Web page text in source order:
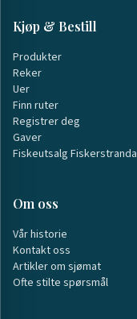
Kjøp & Bestill
Produkter
Reker
Uer
Finn ruter
Registrer deg
Gaver
Fiskeutsalg Fiskerstranda
Om oss
Vår historie
Kontakt oss
Artikler om sjømat
Ofte stilte spørsmål